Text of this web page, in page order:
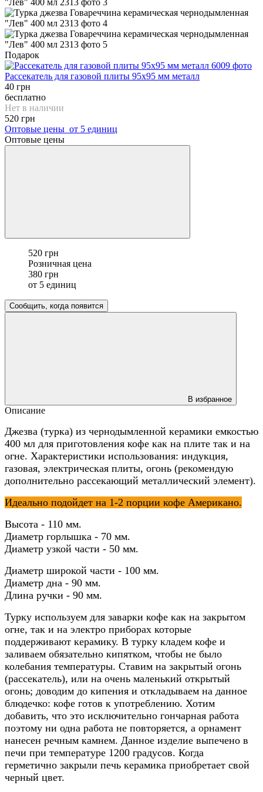
Подарок
Рассекатель для газовой плиты 95х95 мм металл
40 грн
бесплатно
Нет в наличии
520 грн
Оптовые цены от 5 единиц
Оптовые цены
520 грн
Розничная цена
380 грн
от 5 единиц
Сообщить, когда появится
В избранное
Описание
Джезва (турка) из чернодымленной керамики емкостью
400 мл для приготовления кофе как на плите так и на
огне. Характеристики использования: индукция,
газовая, электрическая плиты, огонь (рекомендую
дополнительно рассекающий металлический элемент).
Идеально подойдет на 1-2 порции кофе Американо.
Высота - 110 мм.
Диаметр горлышка - 70 мм.
Диаметр узкой части - 50 мм.
Диаметр широкой части - 100 мм.
Диаметр дна - 90 мм.
Длина ручки - 90 мм.
Турку используем для заварки кофе как на закрытом
огне, так и на электро приборах которые
поддерживают керамику. В турку кладем кофе и
заливаем обязательно кипятком, чтобы не было
колебания температуры. Ставим на закрытый огонь
(рассекатель), или на очень маленький открытый
огонь; доводим до кипения и откладываем на данное
блюдечко: кофе готов к употреблению. Хотим
добавить, что это исключительно гончарная работа
поэтому ни одна работа не повторяется, а орнамент
нанесен речным камнем. Данное изделие выпечено в
печи при температуре 1200 градусов. Когда
герметично закрыли печь керамика приобретает свой
черный цвет.